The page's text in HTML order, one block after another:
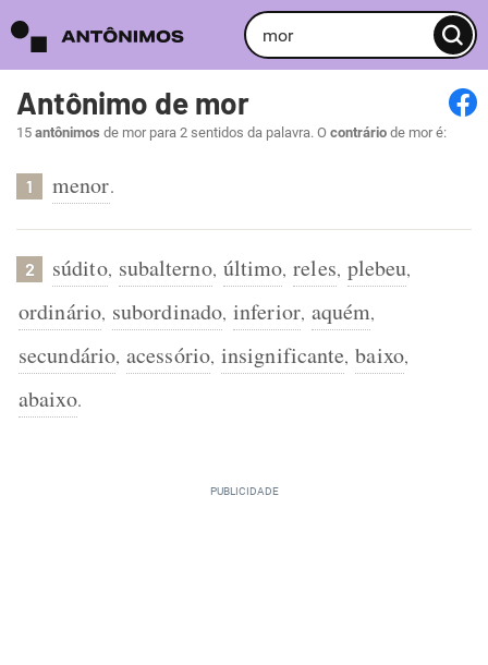
Antônimo de mor
15 antônimos de mor para 2 sentidos da palavra. O contrário de mor é:
1 menor.
2 súdito, subalterno, último, reles, plebeu,
ordinário, subordinado, inferior, aquém,
secundário, acessório, insignificante, baixo,
abaixo.